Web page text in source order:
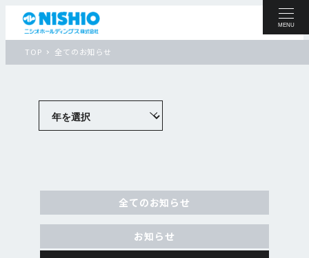
MENU
TOP 全てのお知らせ
全てのお知らせ
お知らせ